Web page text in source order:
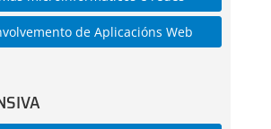
de Aplicacións Web